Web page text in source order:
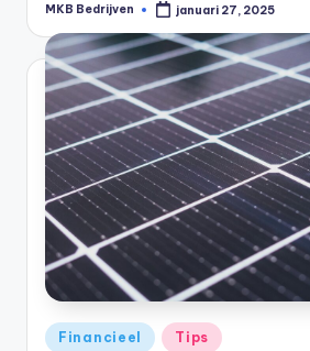
MKB Bedrijven januari 27, 2025
Financieel Tips